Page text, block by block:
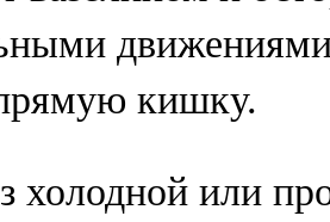
движениями
кишку.
холодной или